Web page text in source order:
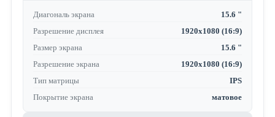
Диагональ экрана
15.6 "
Разрешение дисплея
1920x1080 (16:9)
Размер экрана
15.6 "
Разрешение экрана
1920x1080 (16:9)
Тип матрицы
IPS
Покрытие экрана
матовое